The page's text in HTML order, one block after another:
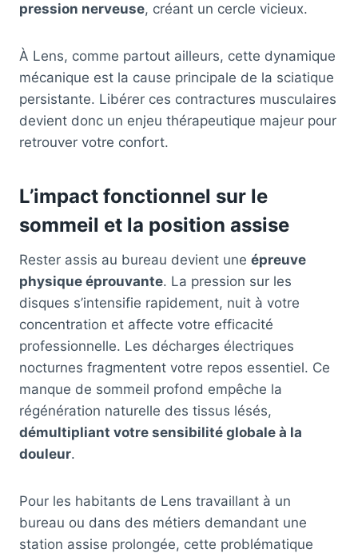
pression nerveuse, créant un cercle vicieux.
À Lens, comme partout ailleurs, cette dynamique
mécanique est la cause principale de la sciatique
persistante. Libérer ces contractures musculaires
devient donc un enjeu thérapeutique majeur pour
retrouver votre confort.
L’impact fonctionnel sur le
sommeil et la position assise
Rester assis au bureau devient une épreuve
physique éprouvante. La pression sur les
disques s’intensifie rapidement, nuit à votre
concentration et affecte votre efficacité
professionnelle. Les décharges électriques
nocturnes fragmentent votre repos essentiel. Ce
manque de sommeil profond empêche la
régénération naturelle des tissus lésés,
démultipliant votre sensibilité globale à la
douleur.
Pour les habitants de Lens travaillant à un
bureau ou dans des métiers demandant une
station assise prolongée, cette problématique